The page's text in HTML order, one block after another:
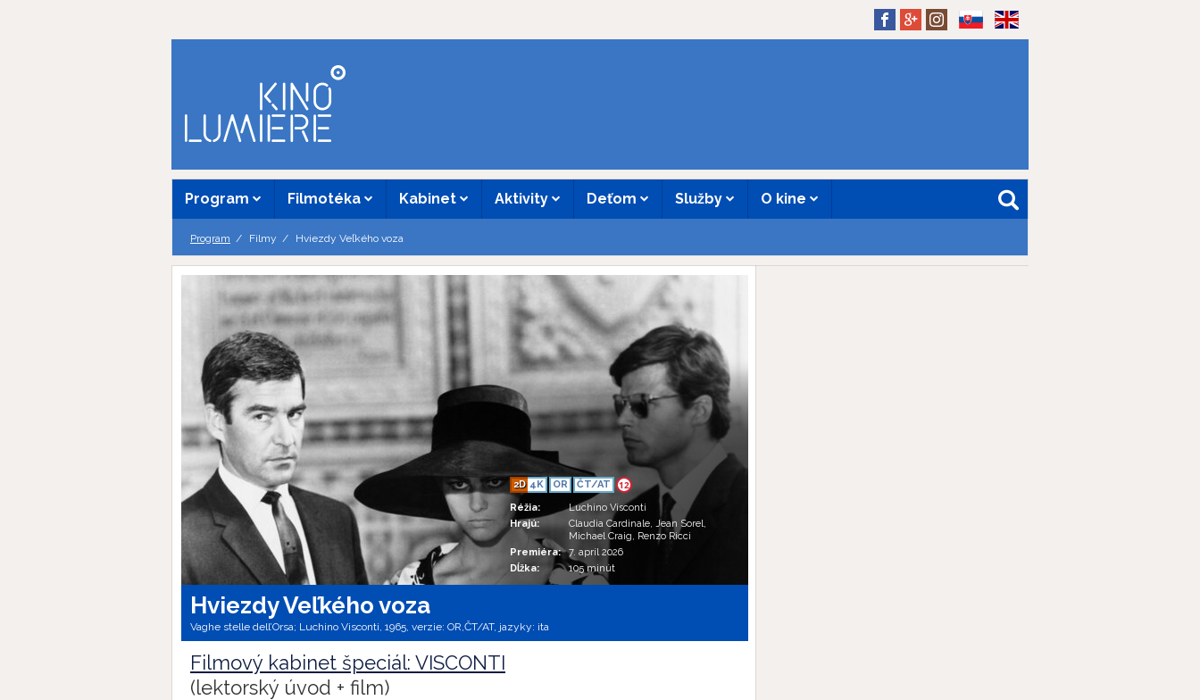
Program Filmotéka Kabinet Aktivity Deťom Služby O kine
Program Filmy Hviezdy Veľkého voza
2D 4K OR ČT/AT 12
Réžia:
Luchino Visconti
Hrajú:
Claudia Cardinale, Jean Sorel,
Michael Craig, Renzo Ricci
Premiéra:
7. apríl 2026
Dĺžka:
105 minút
Hviezdy Veľkého voza
Vaghe stelle dell’Orsa; Luchino Visconti, 1965, verzie: OR,ČT/AT, jazyky: ita
Filmový kabinet špeciál: VISCONTI
(lektorský úvod + film)